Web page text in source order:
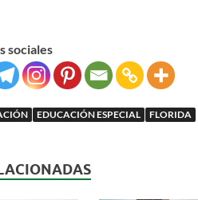
sociales
EDUCACIÓN ESPECIAL FLORIDA